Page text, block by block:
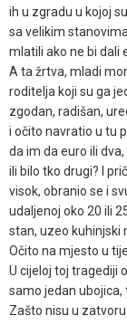
ih u zgradu u kojoj
sa velikim
mlatili ako ne bi dali
A ta žrtva, mladi
roditelja koji su ga
zgodan, radišan,
i očito navratio u tu
da im da euro ili
ili bilo tko drugi? I
visok, obranio se i
udaljenoj oko 20 ili
stan, uzeo kuhinjski
Očito na mjesto u
U cijeloj toj tragediji
samo jedan
Zašto nisu u